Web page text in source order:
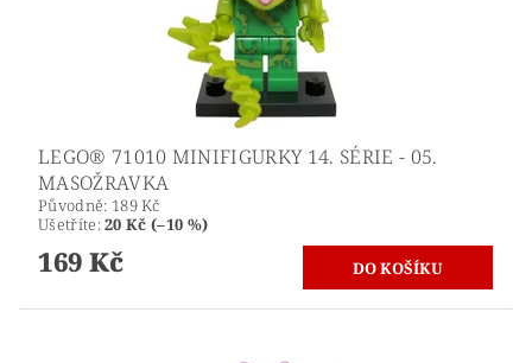
LEGO® 71010 MINIFIGURKY 14. SÉRIE - 05.
MASOŽRAVKA
Původně: 189 Kč
Ušetříte:20 Kč (–10 %)
169 Kč